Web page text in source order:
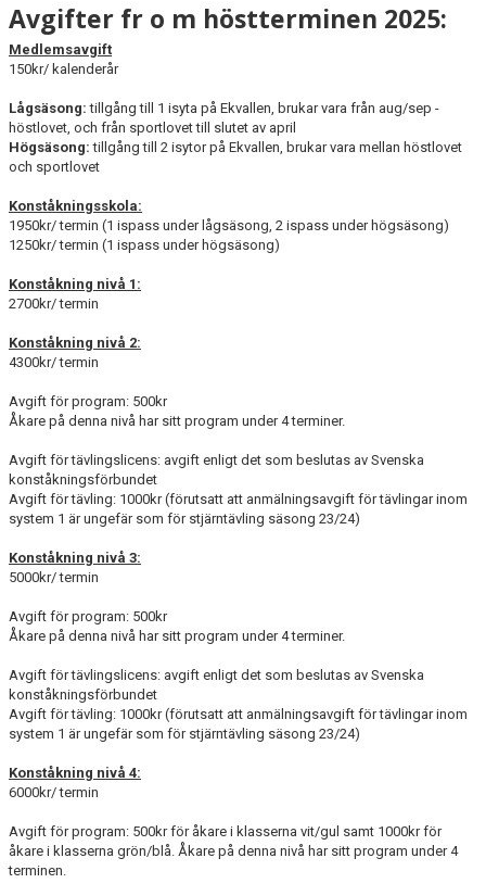
Avgifter fr o m höstterminen 2025:
Medlemsavgift
150kr/ kalenderår
Lågsäsong: tillgång till 1 isyta på Ekvallen, brukar vara från aug/sep -
höstlovet, och från sportlovet till slutet av april
Högsäsong: tillgång till 2 isytor på Ekvallen, brukar vara mellan höstlovet
och sportlovet
Konståkningsskola:
1950kr/ termin (1 ispass under lågsäsong, 2 ispass under högsäsong)
1250kr/ termin (1 ispass under högsäsong)
Konståkning nivå 1:
2700kr/ termin
Konståkning nivå 2:
4300kr/ termin
Avgift för program: 500kr
Åkare på denna nivå har sitt program under 4 terminer.
Avgift för tävlingslicens: avgift enligt det som beslutas av Svenska
konståkningsförbundet
Avgift för tävling: 1000kr (förutsatt att anmälningsavgift för tävlingar inom
system 1 är ungefär som för stjärntävling säsong 23/24)
Konståkning nivå 3:
5000kr/ termin
Avgift för program: 500kr
Åkare på denna nivå har sitt program under 4 terminer.
Avgift för tävlingslicens: avgift enligt det som beslutas av Svenska
konståkningsförbundet
Avgift för tävling: 1000kr (förutsatt att anmälningsavgift för tävlingar inom
system 1 är ungefär som för stjärntävling säsong 23/24)
Konståkning nivå 4:
6000kr/ termin
Avgift för program: 500kr för åkare i klasserna vit/gul samt 1000kr för
åkare i klasserna grön/blå. Åkare på denna nivå har sitt program under 4
terminen.